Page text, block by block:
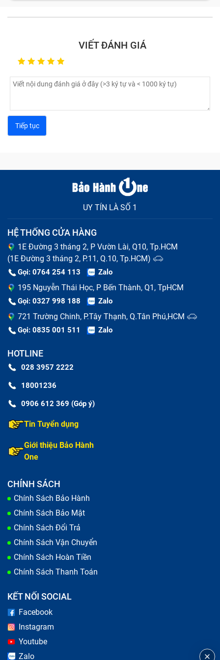
Một chiếc smartphone chứa rất nhiều linh kiện, bộ
phận. Nếu một trong chúng bị lỗi, hỏng thì bạn sẽ gặp
hơn có thể phải thay máy mới nếu không sửa chữa kịp
thời. Vậy các lỗi, hỏng linh kiện cần mang sửa chữa
điện thoại là gì?
Sửa chữa chữa điện thoại bao gồm những gì?
Thay pin chữa điện thoại
các bộ phận của máy. Khi pin của bạn có dấu hiệu
đã tới lúc thay pin cho chiếc chữa điện thoại của bạn.
sạc máy cũng như sử dụng.
Thay màn hình chữa điện thoại
Trong quá trình sử dụng, điện thoại của bạn xuất hiện
cũng như nhu cầu giải trí của bạn. Đây là những dấu
hiệu thông báo đã đến lúc bạn nên đưa máy tới trung
tâm để kiểm tra và thực hiện thay màn hình.
VIẾT ĐÁNH GIÁ
UY TÍN LÀ SỐ 1
HỆ THỐNG CỬA HÀNG
1E Đường 3 tháng 2, P Vườn Lài, Q10, Tp.HCM
(1E Đường 3 tháng 2, P.11, Q.10, Tp.HCM)
Gọi: 0764 254 113 Zalo
195 Nguyễn Thái Học, P Bến Thành, Q1, TpHCM
Gọi: 0327 998 188 Zalo
721 Trường Chinh, P.Tây Thạnh, Q.Tân Phú,HCM
Gọi: 0835 001 511 Zalo
HOTLINE
028 3957 2222
18001236
0906 612 369 (Góp ý)
Tin Tuyển dụng
Giới thiệu Bảo Hành
One
CHÍNH SÁCH
Chính Sách Bảo Hành
Chính Sách Bảo Mật
Chính Sách Đổi Trả
Chính Sách Vận Chuyển
Chính Sách Hoàn Tiền
Chính Sách Thanh Toán
KẾT NỐI SOCIAL
Facebook
Instagram
Youtube
Zalo